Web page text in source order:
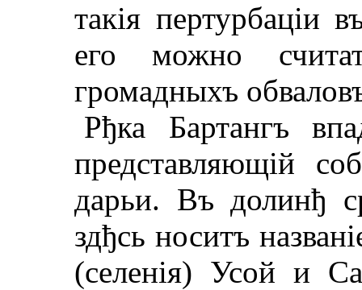
такiя пертурбацiи
его можно
громадныхъ
Рђка Бартангъ
представляющiй
дарьи. Въ долинђ
здђсь носитъ
(селенiя) Усой и